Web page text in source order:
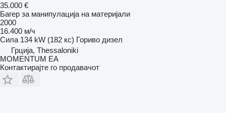
35.000 €
Багер за манипулација на материјали
2000
16.400 м/ч
Сила 134 kW (182 кс) Гориво дизел
Грција, Thessaloniki
MOMENTUM EA
Контактирајте го продавачот